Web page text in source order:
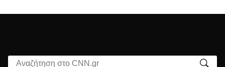
Αναζήτηση στο CNN.gr